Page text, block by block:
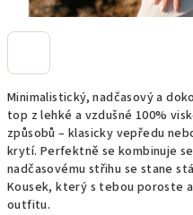
Minimalistický, nadčasový a
top z lehké a vzdušné 100%
způsobů – klasicky vepředu
krytí. Perfektně se kombinuje
nadčasovému střihu se stane
Kousek, který s tebou poroste
outfitu.